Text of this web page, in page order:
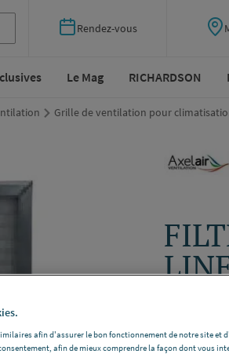
Rendez-vous
Le Mag RICHARDSON
Grille de ventilation pour
Voir la
afin d'assurer le bon fonctionnement de notre site et
afin de mieux comprendre la façon dont vous